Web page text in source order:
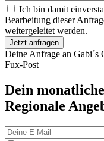
Ich bin damit
Bearbeitung dieser
weitergeleitet werden.
Jetzt anfragen
Deine Anfrage an Gabi´s
Fux-Post
Dein
Regionale